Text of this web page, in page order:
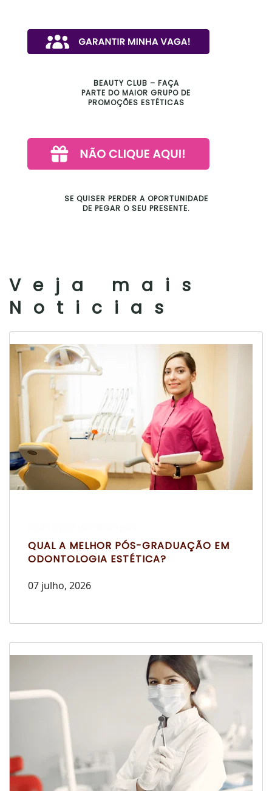
BEAUTY CLUB – FAÇA
PARTE DO MAIOR GRUPO DE
PROMOÇÕES ESTÉTICAS
SE QUISER PERDER A OPORTUNIDADE
DE PEGAR O SEU PRESENTE.
Veja mais
Noticias
QUAL A MELHOR PÓS-GRADUAÇÃO EM
ODONTOLOGIA ESTÉTICA?
07 julho, 2026